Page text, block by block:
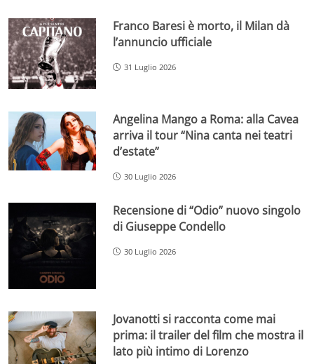
Franco Baresi è morto, il Milan dà
l’annuncio ufficiale
31 Luglio 2026
Angelina Mango a Roma: alla Cavea
arriva il tour “Nina canta nei teatri
d’estate”
30 Luglio 2026
Recensione di “Odio” nuovo singolo
di Giuseppe Condello
30 Luglio 2026
Jovanotti si racconta come mai
prima: il trailer del film che mostra il
lato più intimo di Lorenzo